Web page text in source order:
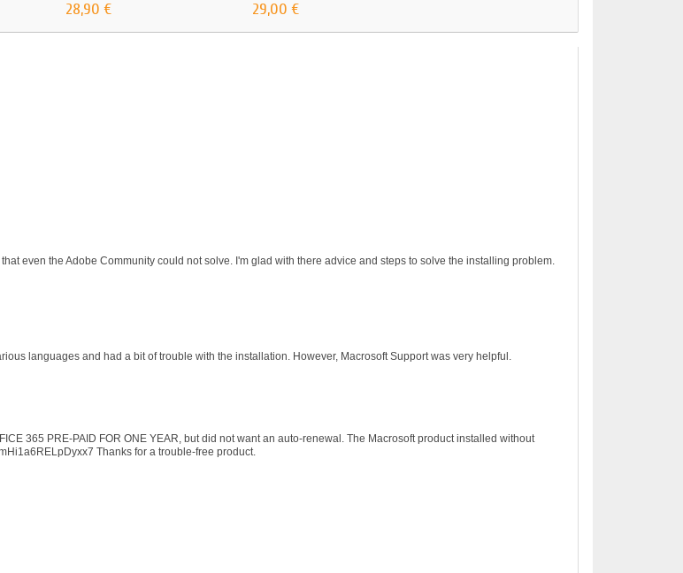
28,90 € 29,00 €
even the Adobe Community could not solve. I'm glad with there advice and steps to solve the installing problem.
languages and had a bit of trouble with the installation. However, Macrosoft Support was very helpful.
365 PRE-PAID FOR ONE YEAR, but did not want an auto-renewal. The Macrosoft product installed without
Thanks for a trouble-free product.